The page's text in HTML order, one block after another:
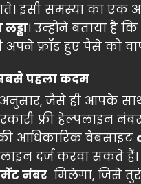
इसी समस्या का
। उन्होंने बताया है
फ्रॉड हुए पैसे को
सबसे पहला कदम
जैसे ही आपके
फ्री हेल्पलाइन
आधिकारिक वेबसाइट
दर्ज करवा सकते हैं।
नंबर मिलेगा, जिसे